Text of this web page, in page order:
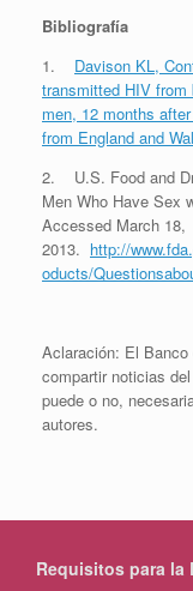
Bibliografía
1. Davison KL,
transmitted HIV
men, 12 months
from England and
2. U.S. Food and
Men Who Have Sex
Accessed March 18,
2013. http://
oducts/
Aclaración: El
compartir noticias
puede o no,
autores.
Requisitos para la